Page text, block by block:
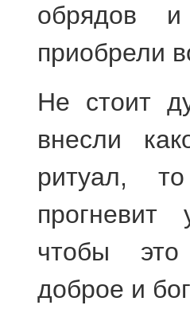
обрядов и
приобрели
Не стоит
внесли
ритуал,
прогневит
чтобы
доброе и